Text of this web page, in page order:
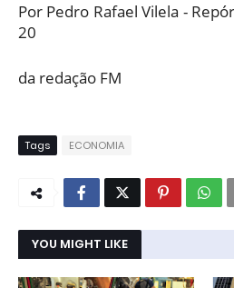
Por Pedro Rafael Vilela -
20
da redação FM
Tags ECONOMIA
YOU MIGHT LIKE